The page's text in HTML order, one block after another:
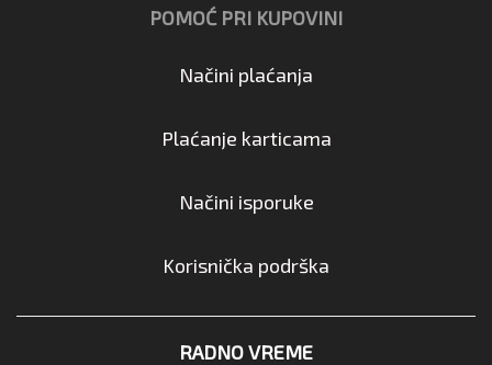
POMOĆ PRI KUPOVINI
Načini plaćanja
Plaćanje karticama
Načini isporuke
Korisnička podrška
RADNO VREME